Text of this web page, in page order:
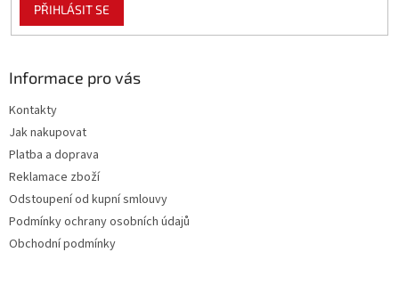
PŘIHLÁSIT SE
Informace pro vás
Kontakty
Jak nakupovat
Platba a doprava
Reklamace zboží
Odstoupení od kupní smlouvy
Podmínky ochrany osobních údajů
Obchodní podmínky